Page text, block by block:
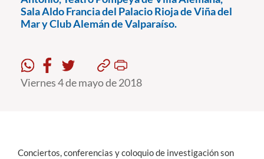
Postgrado
Formación Continua
Estudiantes
Sala Aldo Francia del Palacio Rioja de Viña del
Mar y Club Alemán de Valparaíso.
Viernes 4 de mayo de 2018
Conciertos, conferencias y coloquio de investigación son